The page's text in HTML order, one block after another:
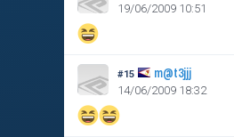
19/06/2009 10:51
#15 m@t3jjj
14/06/2009 18:32